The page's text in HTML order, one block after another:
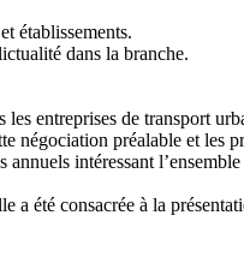
établissements.
dans la branche.
les entreprises de transport
négociation préalable et les
intéressant
a été consacrée à la